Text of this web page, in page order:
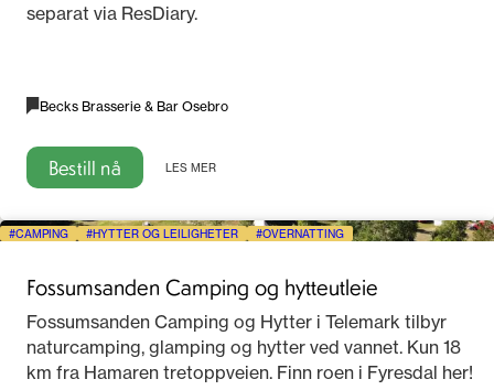
separat via ResDiary.
Becks Brasserie & Bar Osebro
Bestill nå LES MER
CAMPING HYTTER OG LEILIGHETER OVERNATTING
Fossumsanden Camping og hytteutleie
Fossumsanden Camping og Hytter i Telemark tilbyr
naturcamping, glamping og hytter ved vannet. Kun 18
km fra Hamaren tretoppveien. Finn roen i Fyresdal her!